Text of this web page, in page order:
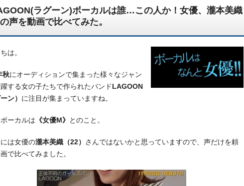
ラグーン)ボーカルは誰…この人か！女優、瀧本美織
声を動画で比べてみた。
は。
秋にオーディションで集まった様々なジャン
する女の子たちで作られたバンドLAGOON
ン） に注目が集まっていますね。
ーカルは 《女優M》 とのこと。
は女優の瀧本美織（22） さんではないかと思っていますので、声だけを頼
で比べてみました。